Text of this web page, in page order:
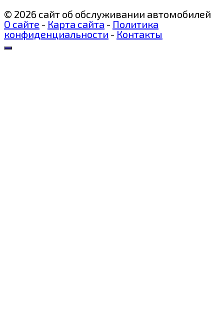
© 2026 сайт об обслуживании автомобилей
О сайте - Карта сайта - Политика
конфиденциальности - Контакты